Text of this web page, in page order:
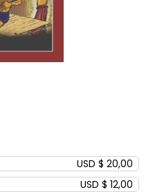
USD $ 20,00
USD $ 12,00